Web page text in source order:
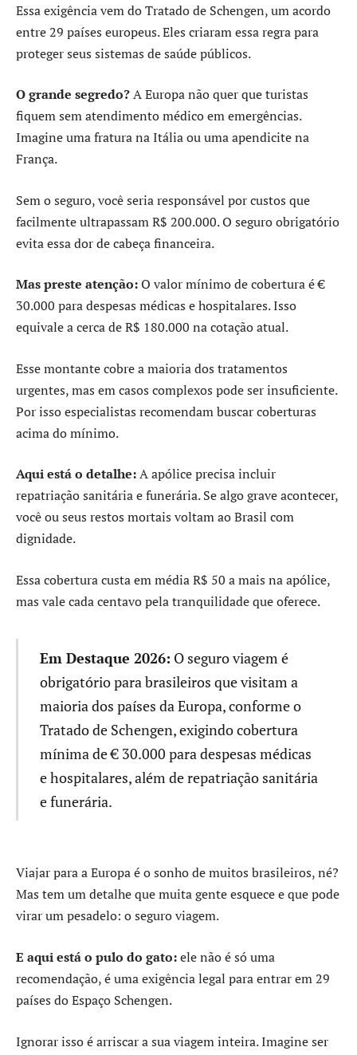
Essa exigência vem do Tratado de Schengen, um acordo
entre 29 países europeus. Eles criaram essa regra para
proteger seus sistemas de saúde públicos.
O grande segredo?A Europa não quer que turistas
fiquem sem atendimento médico em emergências.
Imagine uma fratura na Itália ou uma apendicite na
França.
Sem o seguro, você seria responsável por custos que
facilmente ultrapassam R$ 200.000. O seguro obrigatório
evita essa dor de cabeça financeira.
Mas preste atenção:O valor mínimo de cobertura é €
30.000 para despesas médicas e hospitalares. Isso
equivale a cerca de R$ 180.000 na cotação atual.
Esse montante cobre a maioria dos tratamentos
urgentes, mas em casos complexos pode ser insuficiente.
Por isso especialistas recomendam buscar coberturas
acima do mínimo.
Aqui está o detalhe:A apólice precisa incluir
repatriação sanitária e funerária. Se algo grave acontecer,
você ou seus restos mortais voltam ao Brasil com
dignidade.
Essa cobertura custa em média R$ 50 a mais na apólice,
mas vale cada centavo pela tranquilidade que oferece.
Em Destaque 2026: O seguro viagem é
obrigatório para brasileiros que visitam a
maioria dos países da Europa, conforme o
Tratado de Schengen, exigindo cobertura
mínima de € 30.000 para despesas médicas
e hospitalares, além de repatriação sanitária
e funerária.
Viajar para a Europa é o sonho de muitos brasileiros, né?
Mas tem um detalhe que muita gente esquece e que pode
virar um pesadelo: o seguro viagem.
E aqui está o pulo do gato:ele não é só uma
recomendação, é uma exigência legal para entrar em 29
países do Espaço Schengen.
Ignorar isso é arriscar a sua viagem inteira. Imagine ser